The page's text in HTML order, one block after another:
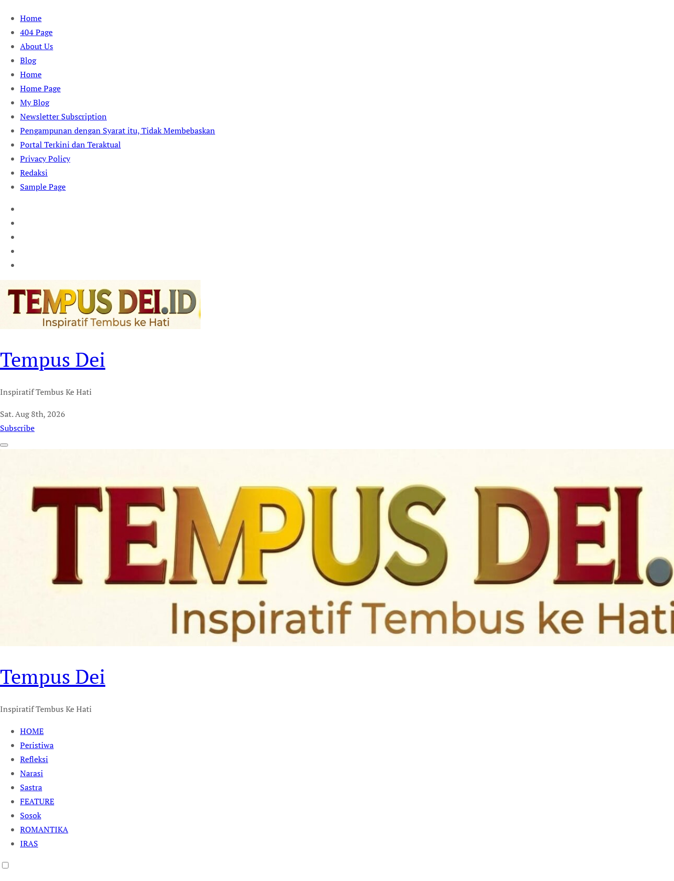
Skip
content
Home
404 Page
About Us
Blog
Home
Home Page
My Blog
Newsletter Subscription
Pengampunan dengan Syarat itu, Tidak Membebaskan
Portal Terkini dan Teraktual
Privacy Policy
Redaksi
Sample Page
Tempus Dei
Inspiratif Tembus Ke Hati
Sat. Aug 8th, 2026
Subscribe
Tempus Dei
Inspiratif Tembus Ke Hati
HOME
Peristiwa
Refleksi
Narasi
Sastra
FEATURE
Sosok
ROMANTIKA
IRAS